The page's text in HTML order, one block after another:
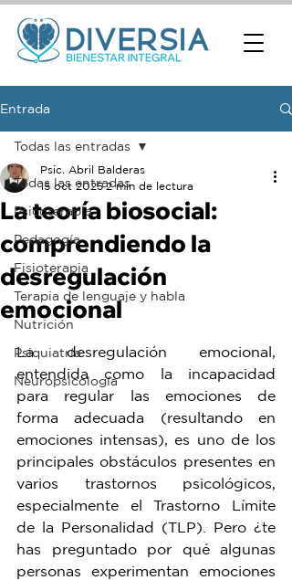
Entrada
Todas las entradas
Psicoterapia
Pedagogía
Fisioterapia
Terapia de lenguaje y habla
Nutrición
Psiquiatría
Neuropsicología
Todas las entradas
La teoría biosocial:
comprendiendo la
desregulación
emocional
Psic. Abril Balderas
15 oct 2025 2 min de lectura
La desregulación emocional,
entendida como la incapacidad
para regular las emociones de
forma adecuada (resultando en
emociones intensas), es uno de los
principales obstáculos presentes en
varios trastornos psicológicos,
especialmente el Trastorno Límite
de la Personalidad (TLP). Pero ¿te
has preguntado por qué algunas
personas experimentan emociones